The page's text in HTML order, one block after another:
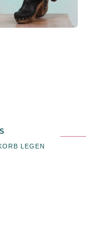
LEGEN